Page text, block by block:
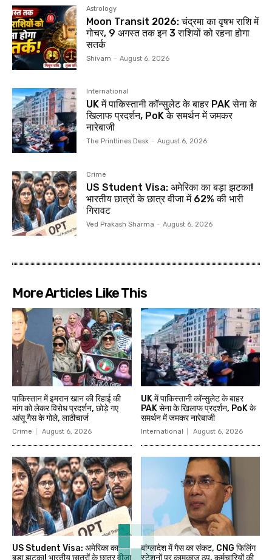
Astrology
Moon Transit 2026: चंद्रमा का वृषभ राशि में
गोचर, 9 अगस्त तक इन 3 राशियों को रहना होगा
सतर्क
Shivam - August 6, 2026
International
UK में पाकिस्तानी कॉन्सुलेट के बाहर PAK सेना के
खिलाफ प्रदर्शन, PoK के समर्थन में जमकर
नारेबाजी
The Printlines Desk - August 6, 2026
Crime
US Student Visa: अमेरिका का बड़ा झटका!
भारतीय छात्रों के छात्र वीजा में 62% की भारी
गिरावट
Ved Prakash Sharma - August 6, 2026
More Articles Like This
पाकिस्तान में इमरान खान की रिहाई की
मांग को लेकर विरोध प्रदर्शन, छोड़े गए
आंसू गैस के गोले, लाठीचार्ज
Crime August 6, 2026
UK में पाकिस्तानी कॉन्सुलेट के बाहर
PAK सेना के खिलाफ प्रदर्शन, PoK के
समर्थन में जमकर नारेबाजी
International August 6, 2026
US Student Visa: अमेरिका का
बड़ा झटका! भारतीय छात्रों के छात्र वीजा
बांग्लादेश में गैस का संकट, CNG फिलिंग
स्टेशनों पर कामकाज ठप, कर्मचारियों की